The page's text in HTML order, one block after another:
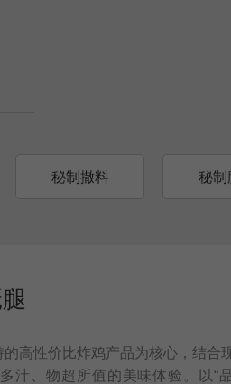
秘制撒料 秘制
的高性价比炸鸡产品为核心，结合
汁、物超所值的美味体验。以“